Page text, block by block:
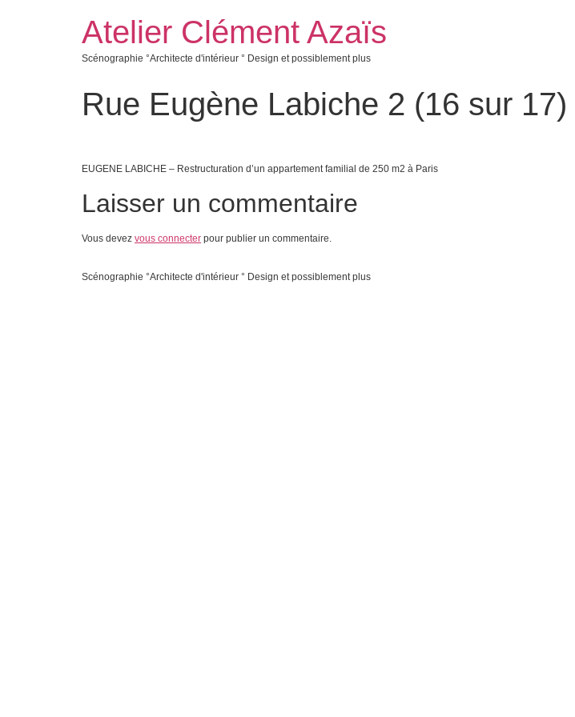
Atelier Clément Azaïs
Scénographie °Architecte d'intérieur ° Design et possiblement plus
Rue Eugène Labiche 2 (16 sur 17)
EUGENE LABICHE – Restructuration d’un appartement familial de 250 m2 à Paris
Laisser un commentaire
Vous devez vous connecter pour publier un commentaire.
Scénographie °Architecte d'intérieur ° Design et possiblement plus